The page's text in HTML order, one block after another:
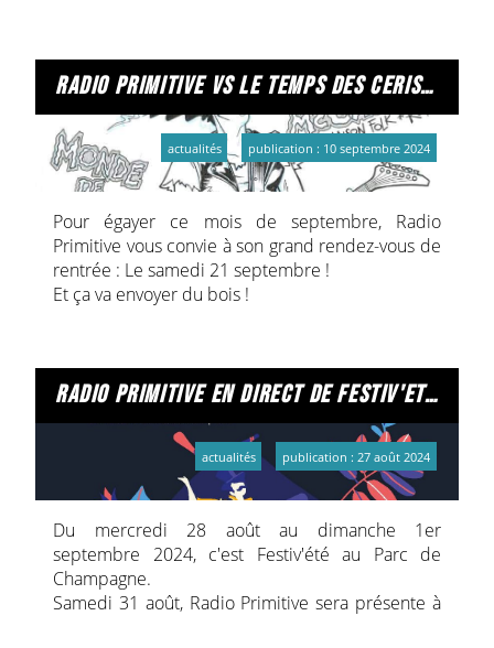
28 septembre, vous pourrez écouter également
cette émission à travers une borne d’écoute mise
Un avant-goût des concerts live à venir !
Entrée libre.
Médiathèque Jean Falala
2 rue des Fuseliers, 51100 Reims
Infos sur Rêves électroniques auprès de Césaré :
En partenariat avec Radio Primitive et avec le
soutien du réseau des bibliothèques de la Ville
de Reims.
Illustration détail © Gwladys Bernard / Photo à la
une © Michel Meunier.
radio primitive vs le temps des cerises, épisode 2.
actualités publication : 10 septembre 2024
Pour égayer ce mois de septembre, Radio
Primitive vous convie à son grand rendez-vous de
rentrée : Le samedi 21 septembre !
Et ça va envoyer du bois !
2.
Lien sur FB !
Le son est ici ! Violent city (punk, métal Paris)
Le son est ici ! Monde de merde (punk
Le son est ici !
Label/disquaire : Bruit Sourd
Leur site est ici ! Dj Sets Primitifs Bar et
restauration Ouverture des portes : 18h
radio primitive en direct de festiv'eté, au parc de champagne, le samedi 31 août !
actualités publication : 27 août 2024
Du mercredi 28 août au dimanche 1er
septembre 2024, c'est Festiv'été au Parc de
Champagne.
Samedi 31 août, Radio Primitive sera présente à